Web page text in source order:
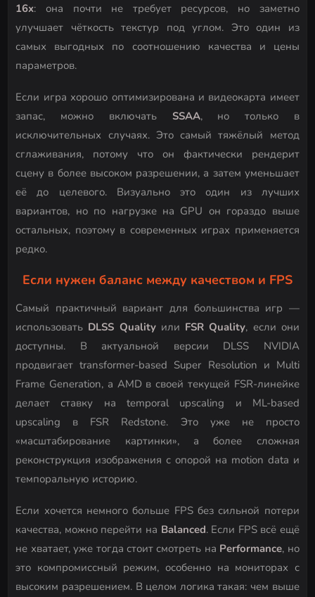
16x: она почти не требует ресурсов, но заметно
улучшает чёткость текстур под углом. Это один из
самых выгодных по соотношению качества и цены
параметров.
Если игра хорошо оптимизирована и видеокарта имеет
запас, можно включать SSAA, но только в
исключительных случаях. Это самый тяжёлый метод
сглаживания, потому что он фактически рендерит
сцену в более высоком разрешении, а затем уменьшает
её до целевого. Визуально это один из лучших
вариантов, но по нагрузке на GPU он гораздо выше
остальных, поэтому в современных играх применяется
редко.
Если нужен баланс между качеством и FPS
Самый практичный вариант для большинства игр —
использовать DLSS Qualityили FSR Quality, если они
доступны. В актуальной версии DLSS NVIDIA
продвигает transformer-based Super Resolution и Multi
Frame Generation, а AMD в своей текущей FSR-линейке
делает ставку на temporal upscaling и ML-based
upscaling в FSR Redstone. Это уже не просто
«масштабирование картинки», а более сложная
реконструкция изображения с опорой на motion data и
темпоральную историю.
Если хочется немного больше FPS без сильной потери
качества, можно перейти на Balanced. Если FPS всё ещё
не хватает, уже тогда стоит смотреть на Performance, но
это компромиссный режим, особенно на мониторах с
высоким разрешением. В целом логика такая: чем выше